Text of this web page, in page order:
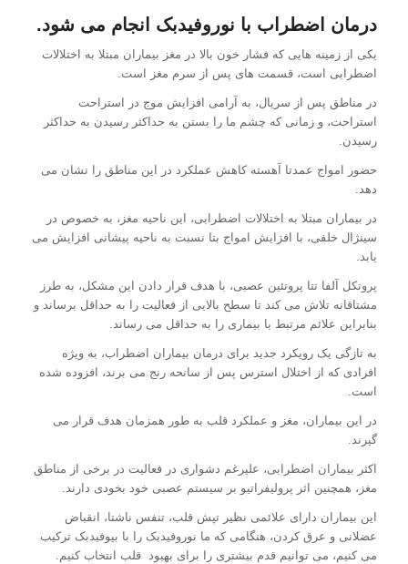
درمان اضطراب با نوروفیدبک انجام می شود.
یکی از زمینه هایی که فشار خون بالا در مغز بیماران مبتلا به اختلالات
اضطرابی است، قسمت های پس از سرم مغز است.
در مناطق پس از سریال، به آرامی افزایش موج در استراحت
استراحت، و زمانی که چشم ما را بستن به حداکثر رسیدن به حداکثر
رسیدن.
حضور امواج عمدتا آهسته کاهش عملکرد در این مناطق را نشان می
دهد.
در بیماران مبتلا به اختلالات اضطرابی، این ناحیه مغز، به خصوص در
سینژال خلفی، با افزایش امواج بتا نسبت به ناحیه پیشانی افزایش می
یابد.
پروتکل آلفا تتا پروتئین عصبی، با هدف قرار دادن این مشکل، به طرز
مشتاقانه تلاش می کند تا سطح بالایی از فعالیت را به حداقل برساند و
بنابراین علائم مرتبط با بیماری را به حداقل می رساند.
به تازگی یک رویکرد جدید برای درمان بیماران اضطراب، به ویژه
افرادی که از اختلال استرس پس از سانحه رنج می برند، افزوده شده
است.
در این بیماران، مغز و عملکرد قلب به طور همزمان هدف قرار می
گیرند.
اکثر بیماران اضطرابی، علیرغم دشواری در فعالیت در برخی از مناطق
مغز، همچنین اثر پرولیفراتیو بر سیستم عصبی خود بخودی دارند.
این بیماران دارای علائمی نظیر تپش قلب، تنفس ناشتا، انقباض
عضلانی و عرق کردن، هنگامی که ما نوروفیدبک را با بیوفیدبک ترکیب
می کنیم، می توانیم قدم بیشتری را برای بهبود قلب انتخاب کنیم.